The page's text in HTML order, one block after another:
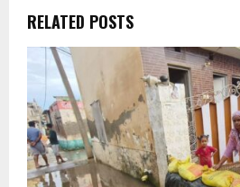
RELATED POSTS